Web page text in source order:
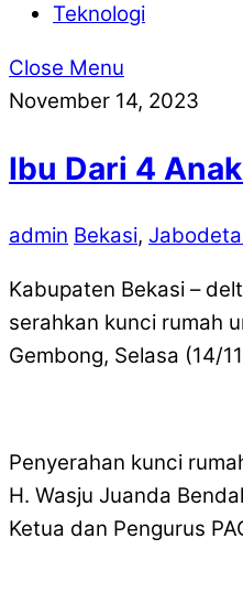
Teknologi
Close Menu
November 14, 2023
Ibu Dari 4
admin Bekasi,
Kabupaten Bekasi –
serahkan kunci rumah
Gembong, Selasa (14/
Penyerahan kunci
H. Wasju Juanda
Ketua dan Pengurus